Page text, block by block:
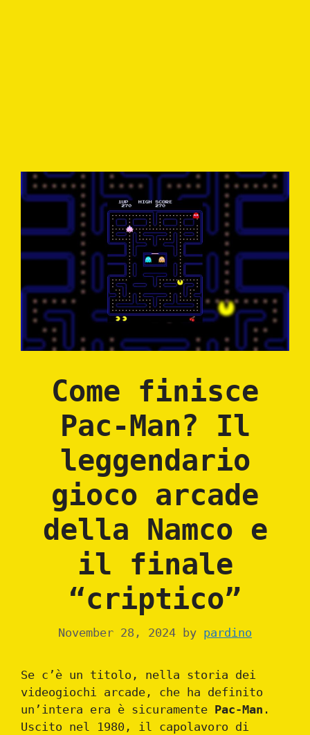
Come finisce
Pac-Man? Il
leggendario
gioco arcade
della Namco e
il finale
“criptico”
November 28, 2024 by pardino
Se c’è un titolo, nella storia dei
videogiochi arcade, che ha definito
un’intera era è sicuramente Pac-Man .
Uscito nel 1980, il capolavoro di